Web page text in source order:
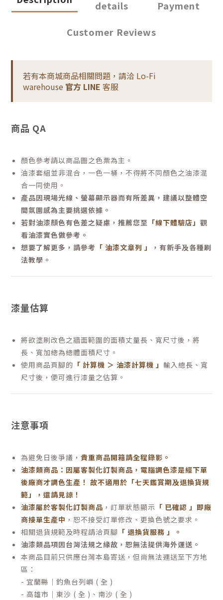
details
Payment
Customer Reviews
若有本商城商品相關問題，請洽 Lo-Fi
warehouse 官方 LINE 客服
商品 QA
顏色參考請以商品圖之色票為主。
油漆套組並非混合，一色一桶，不得將不同顏色之油漆混
合一同使用。
產品因現場光線、螢幕顯示器而有所差異，建議以整體空
間氛圍感為主要挑選依據。
若對油漆顏色有色差之疑慮，推薦您至 「線下體驗店」 觀
看油漆實色做參考。
想要了解更多，請參考 「 油漆文章列 」
，有新手及各種刷
法教學。
漆量估算
將欲塗刷改色之牆面範圍的面積丈量長、寬尺寸後，將
長、寬加總為總體面積尺寸。
使用商品頁腳的 「 計算機 ＞ 油漆計算機 」 輸入總長、寬
尺寸後，便可進行漆量之估算。
注意事項
為避免日後爭議， 貴重商品開箱請全程錄影。
油漆類商品：因屬客製化訂製商品，電腦調色漆是經下單
後廠商才調色生產！ 故不適用於「七天鑑賞期及退換貨規
範」，還請見諒！
油漆屬於客製化訂製商品 ，訂單狀態顯示 「 已確認 」即廠
商接單生產中 ，恕不接受訂單修改、更換色號之要求。
相關退貨規範及時程請洽頁腳 「 退換貨服務 」
。
油漆類品項因台灣法規之緣故，恕無法提供海外運送。
本商品目前只供應台灣本島寄送，但尚無法運送至下方地
區：
- 宜蘭縣｜釣魚台列嶼 ( 全 )
- 高雄市｜東沙 ( 全 )、南沙 ( 全 )